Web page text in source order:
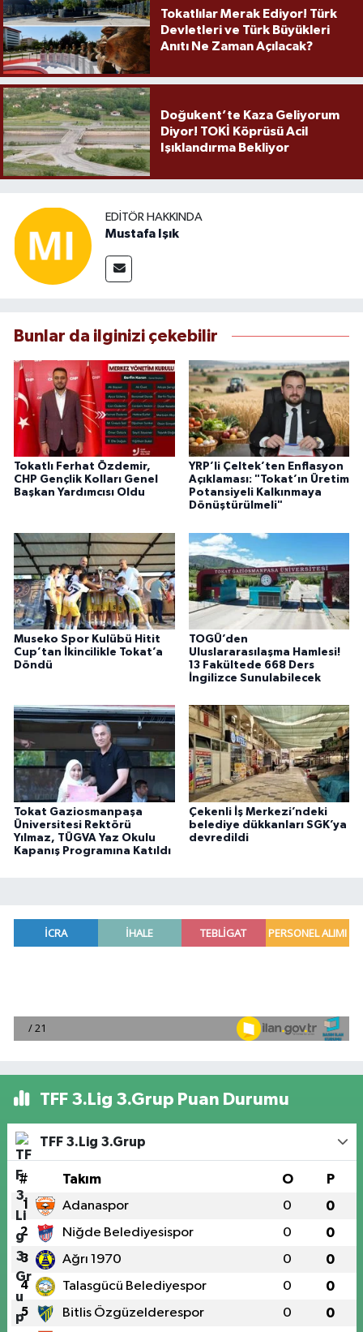
Tokatlılar Merak Ediyor! Türk
Devletleri ve Türk Büyükleri
Anıtı Ne Zaman Açılacak?
Doğukent’te Kaza Geliyorum
Diyor! TOKİ Köprüsü Acil
Işıklandırma Bekliyor
EDITÖR HAKKINDA
Mustafa Işık
Bunlar da ilginizi çekebilir
Tokatlı Ferhat Özdemir,
CHP Gençlik Kolları Genel
Başkan Yardımcısı Oldu
YRP’li Çeltek’ten Enflasyon
Açıklaması: "Tokat’ın Üretim
Potansiyeli Kalkınmaya
Dönüştürülmeli"
Museko Spor Kulübü Hitit
Cup’tan İkincilikle Tokat’a
Döndü
TOGÜ’den
Uluslararasılaşma Hamlesi!
13 Fakültede 668 Ders
İngilizce Sunulabilecek
Tokat Gaziosmanpaşa
Üniversitesi Rektörü
Yılmaz, TÜGVA Yaz Okulu
Kapanış Programına Katıldı
Çekenli İş Merkezi’ndeki
belediye dükkanları SGK’ya
devredildi
TFF 3.Lig 3.Grup Puan Durumu
TFF 3.Lig 3.Grup
# Takım O P
1 Adanaspor 0 0
2 Niğde Belediyesispor 0 0
3 Ağrı 1970 0 0
4 Talasgücü Belediyespor 0 0
5 Bitlis Özgüzelderespor 0 0